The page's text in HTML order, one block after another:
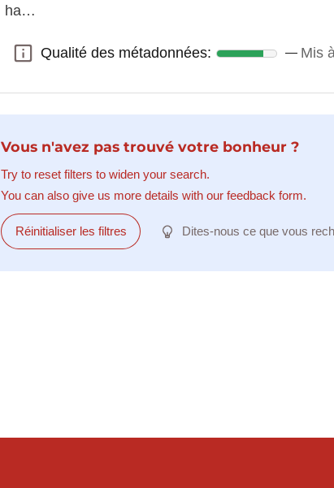
ha…
Qualité des métadonnées:
Qualité des métadonnées: Mis
Vous n'avez pas trouvé votre bonheur ?
Try to reset filters to widen your search.
You can also give us more details with our feedback form.
Réinitialiser les filtres Dites-nous ce que vous